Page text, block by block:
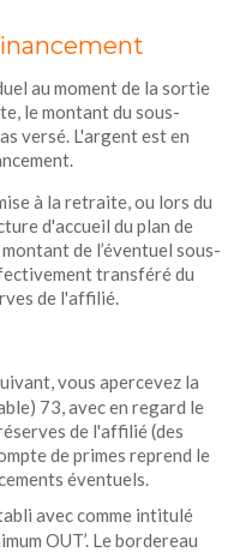
au moment de la sortie
le montant du sous-
versé. L'argent est en
à la retraite, ou lors du
d'accueil du plan de
de l’éventuel sous-
transféré du
de l'affilié.
vous apercevez la
73, avec en regard le
de l'affilié (des
de primes reprend le
éventuels.
avec comme intitulé
OUT’. Le bordereau